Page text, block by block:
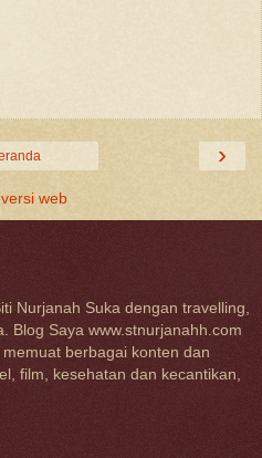
›
web
Nurjanah Suka dengan travelling,
Blog Saya www.stnurjanahh.com
berbagai konten dan
film, kesehatan dan kecantikan,